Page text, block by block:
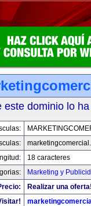
este dominio lo
18 caracteres
Marketing y
Realizar una